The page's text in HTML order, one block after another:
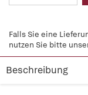
Falls Sie eine
nutzen Sie bitte
Beschreibung